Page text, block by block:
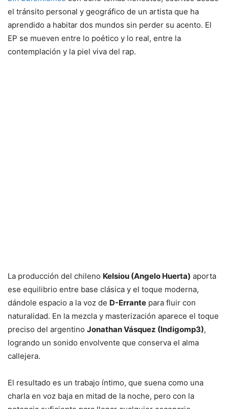
el tránsito personal y geográfico de un artista que ha
aprendido a habitar dos mundos sin perder su acento. El
EP se mueven entre lo poético y lo real, entre la
contemplación y la piel viva del rap.
La producción del chileno Kelsiou (Angelo Huerta) aporta
ese equilibrio entre base clásica y el toque moderna,
dándole espacio a la voz de D-Errante para fluir con
naturalidad. En la mezcla y masterización aparece el toque
preciso del argentino Jonathan Vásquez (Indigomp3),
logrando un sonido envolvente que conserva el alma
callejera.
El resultado es un trabajo íntimo, que suena como una
charla en voz baja en mitad de la noche, pero con la